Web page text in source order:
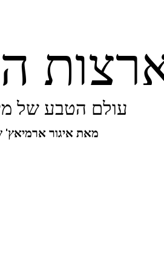
עולם הטבע של
מאת איגור ארמיאץ'